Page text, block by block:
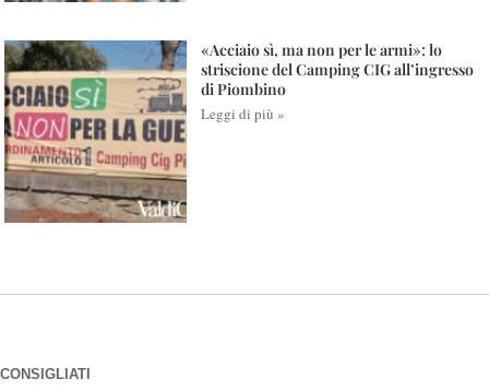
«Acciaio sì, ma non per le armi»: lo
striscione del Camping CIG all’ingresso
di Piombino
Leggi di più »
CONSIGLIATI